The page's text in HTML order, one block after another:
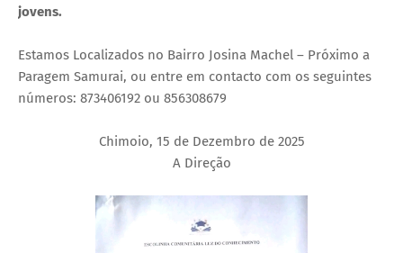
jovens.
Estamos Localizados no Bairro Josina Machel – Próximo a
Paragem Samurai, ou entre em contacto com os seguintes
números: 873406192 ou 856308679
Chimoio, 15 de Dezembro de 2025
A Direção